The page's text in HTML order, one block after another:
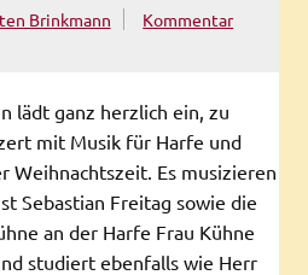
Brinkmann
Kommentar
lädt ganz herzlich ein, zu
mit Musik für Harfe und
Weihnachtszeit. Es musizieren
Sebastian Freitag sowie die
an der Harfe Frau Kühne
studiert ebenfalls wie Herr